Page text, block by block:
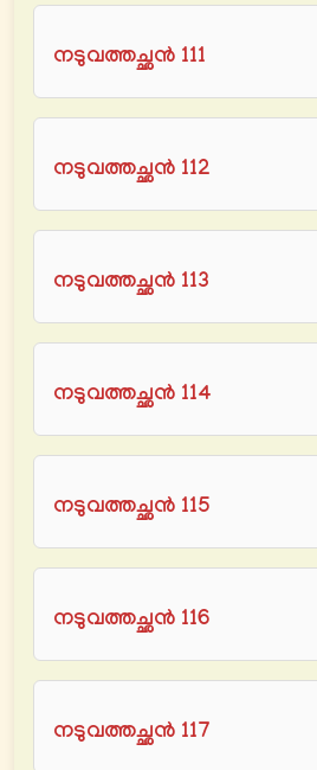
നടുവത്തച്ഛൻ 111
നടുവത്തച്ഛൻ 112
നടുവത്തച്ഛൻ 113
നടുവത്തച്ഛൻ 114
നടുവത്തച്ഛൻ 115
നടുവത്തച്ഛൻ 116
നടുവത്തച്ഛൻ 117